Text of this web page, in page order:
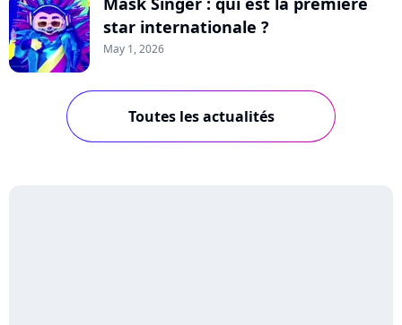
star internationale ?
May 1, 2026
Toutes les actualités